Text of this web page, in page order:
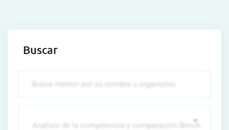
Buscar